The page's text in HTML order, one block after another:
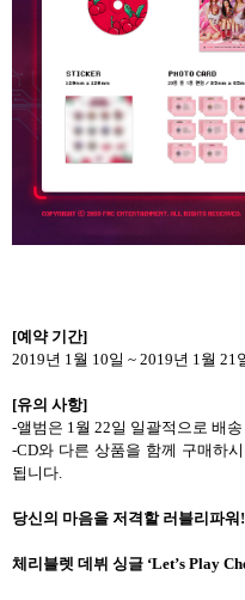
[예약 기간]
2019년 1 월 10일 ~ 2019년 1 월 21
[유의 사항]
-앨범은 1 월 22일 일괄적으로 배
-CD와 다른 상품을 함께 구매하
됩니다
당신의 마음을 저격할 러블리파워 !
체리블렛 데뷔 싱글 ‘Let’s Play